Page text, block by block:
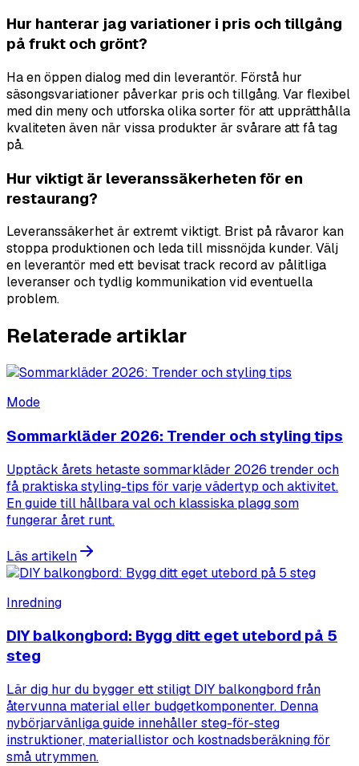
Hur hanterar jag variationer i pris och tillgång
på frukt och grönt?
Ha en öppen dialog med din leverantör. Förstå hur
säsongsvariationer påverkar pris och tillgång. Var flexibel
med din meny och utforska olika sorter för att upprätthålla
kvaliteten även när vissa produkter är svårare att få tag
på.
Hur viktigt är leveranssäkerheten för en
restaurang?
Leveranssäkerhet är extremt viktigt. Brist på råvaror kan
stoppa produktionen och leda till missnöjda kunder. Välj
en leverantör med ett bevisat track record av pålitliga
leveranser och tydlig kommunikation vid eventuella
problem.
Relaterade artiklar
Mode
Sommarkläder 2026: Trender och styling tips
Upptäck årets hetaste sommarkläder 2026 trender och
få praktiska styling-tips för varje vädertyp och aktivitet.
En guide till hållbara val och klassiska plagg som
fungerar året runt.
Läs artikeln
Inredning
DIY balkongbord: Bygg ditt eget utebord på 5
steg
Lär dig hur du bygger ett stiligt DIY balkongbord från
återvunna material eller budgetkomponenter. Denna
nybörjarvänliga guide innehåller steg-för-steg
instruktioner, materiallistor och kostnadsberäkning för
små utrymmen.